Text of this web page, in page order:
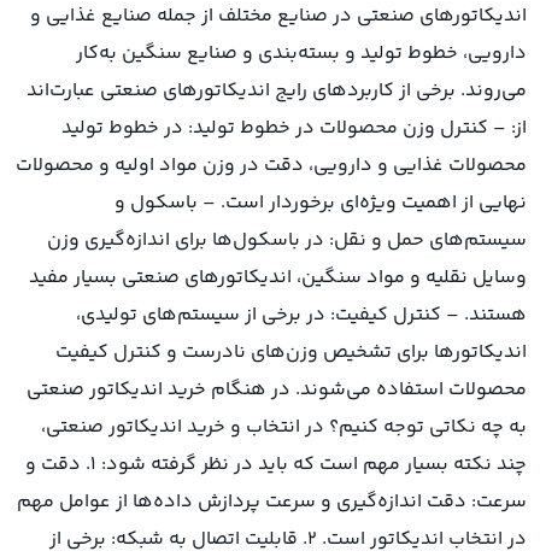
اندیکاتورهای صنعتی در صنایع مختلف از جمله صنایع غذایی و
دارویی، خطوط تولید و بسته‌بندی و صنایع سنگین به‌کار
می‌روند. برخی از کاربردهای رایج اندیکاتورهای صنعتی عبارت‌اند
از: – کنترل وزن محصولات در خطوط تولید: در خطوط تولید
محصولات غذایی و دارویی، دقت در وزن مواد اولیه و محصولات
نهایی از اهمیت ویژه‌ای برخوردار است. – باسکول و
سیستم‌های حمل و نقل: در باسکول‌ها برای اندازه‌گیری وزن
وسایل نقلیه و مواد سنگین، اندیکاتورهای صنعتی بسیار مفید
هستند. – کنترل کیفیت: در برخی از سیستم‌های تولیدی،
اندیکاتورها برای تشخیص وزن‌های نادرست و کنترل کیفیت
محصولات استفاده می‌شوند. در هنگام خرید اندیکاتور صنعتی
به چه نکاتی توجه کنیم؟ در انتخاب و خرید اندیکاتور صنعتی،
چند نکته بسیار مهم است که باید در نظر گرفته شود: ۱. دقت و
سرعت: دقت اندازه‌گیری و سرعت پردازش داده‌ها از عوامل مهم
در انتخاب اندیکاتور است. ۲. قابلیت اتصال به شبکه: برخی از